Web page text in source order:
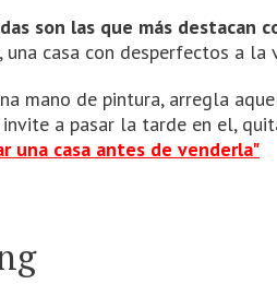
son las que más
casa con desperfectos a
mano de pintura, arregla
a pasar la tarde en el,
una casa antes de venderla"